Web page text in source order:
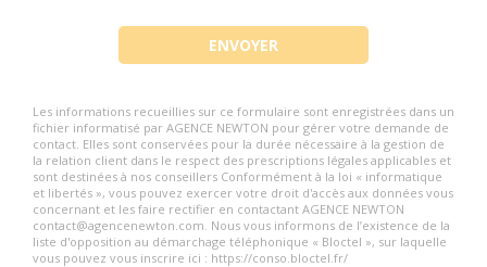
Ce palier comporte une porte reliant les chambres
verrouillée pour isoler ces derniers. On y trouve
également une autre chambre, aujourd'hui utilisée
comme atelier, ainsi que l'escalier en chêne
montant vers un second grand (5.00 % honoraires
TTC à la charge de l'acquéreur.)
Les informations recueillies sur ce formulaire sont enregistrées dans un
fichier informatisé par AGENCE NEWTON pour gérer votre demande de
contact. Elles sont conservées pour la durée nécessaire à la gestion de
la relation client dans le respect des prescriptions légales applicables et
sont destinées à nos conseillers Conformément à la loi « informatique
et libertés », vous pouvez exercer votre droit d'accès aux données vous
concernant et les faire rectifier en contactant AGENCE NEWTON
contact@agencenewton.com. Nous vous informons de l’existence de la
liste d'opposition au démarchage téléphonique « Bloctel », sur laquelle
vous pouvez vous inscrire ici : https://conso.bloctel.fr/